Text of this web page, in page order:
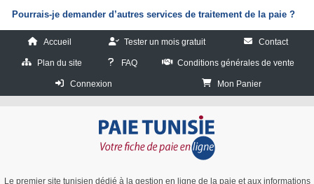
Pourrais-je demander d’autres services de traitement de la paie ?
Accueil Tester un mois gratuit Contact
Plan du site FAQ Conditions générales de vente
Connexion Mon Panier
Le premier site tunisien dédié à la gestion en ligne de la paie et aux informations